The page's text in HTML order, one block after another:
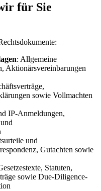
für Sie
: Allgemeine
Aktionärsvereinbarungen
sowie Vollmachten
IP-Anmeldungen,
und
Gutachten sowie
Statuten,
sowie Due-Diligence-